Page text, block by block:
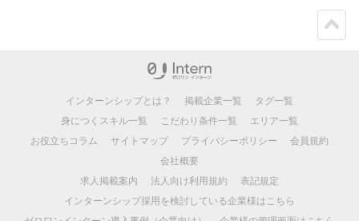
インターンシップとは？ 掲載企業一覧
タグ一覧
身につくスキル一覧
こだわり条件一覧
エリア一覧
お役立ちコラム
サイトマップ プライバシーポリシー
会員規約
会社概要
求人掲載案内
法人向け利用規約
表記規定
インターンシップ採用を検討している企業様はこちら